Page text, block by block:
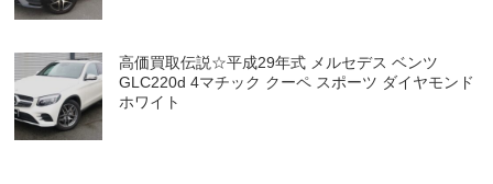
高価買取伝説☆平成29年式 メルセデス ベンツ
GLC220d 4マチック クーペ スポーツ ダイヤモンド
ホワイト